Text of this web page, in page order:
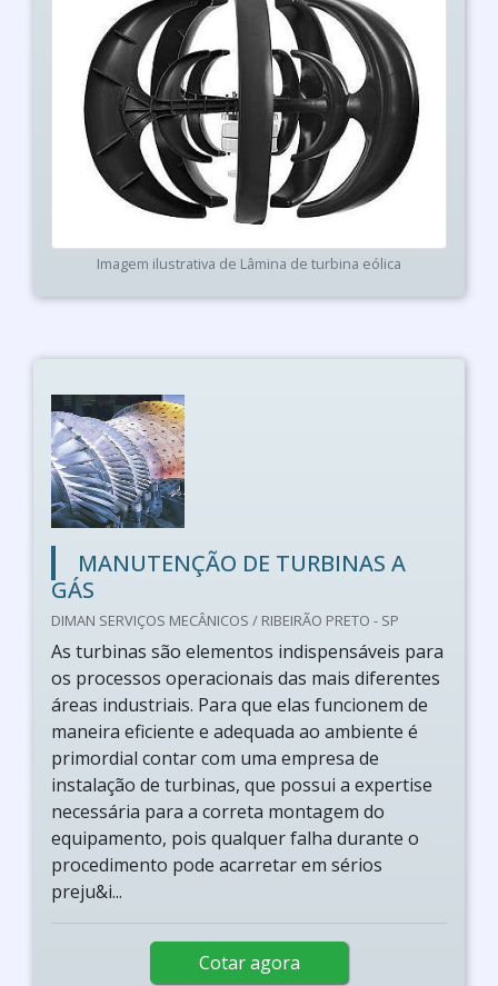
Imagem ilustrativa de Lâmina de turbina eólica
MANUTENÇÃO DE TURBINAS A
GÁS
DIMAN SERVIÇOS MECÂNICOS / RIBEIRÃO PRETO - SP
As turbinas são elementos indispensáveis para
os processos operacionais das mais diferentes
áreas industriais. Para que elas funcionem de
maneira eficiente e adequada ao ambiente é
primordial contar com uma empresa de
instalação de turbinas, que possui a expertise
necessária para a correta montagem do
equipamento, pois qualquer falha durante o
procedimento pode acarretar em sérios
preju&i...
Cotar agora